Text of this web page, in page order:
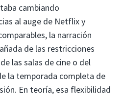
cambiando
al auge de Netflix y
la narración
de las restricciones
las salas de cine o del
la temporada completa de
En teoría, esa flexibilidad